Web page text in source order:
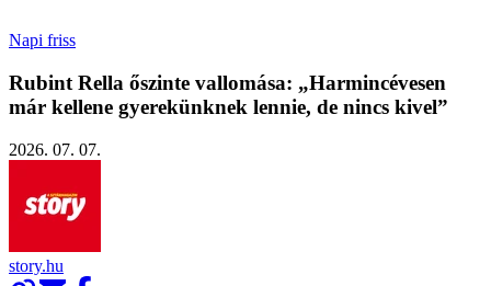
Napi friss
Rubint Rella őszinte vallomása: „Harmincévesen
már kellene gyerekünknek lennie, de nincs kivel”
2026. 07. 07.
story.hu